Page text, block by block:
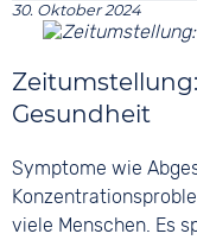
30. Oktober 2024
Gesundheit
Symptome wie
viele Menschen. Es